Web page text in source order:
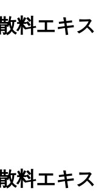
料エキス
料エキス